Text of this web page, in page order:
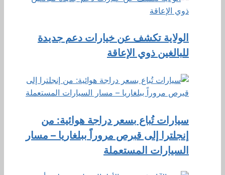
الولاية تكشف عن خيارات دعم جديدة
للبالغين ذوي الإعاقة
سيارات تُباع بسعر دراجة هوائية: من
إنجلترا إلى قبرص مروراً ببلغاريا – مسار
السيارات المستعملة